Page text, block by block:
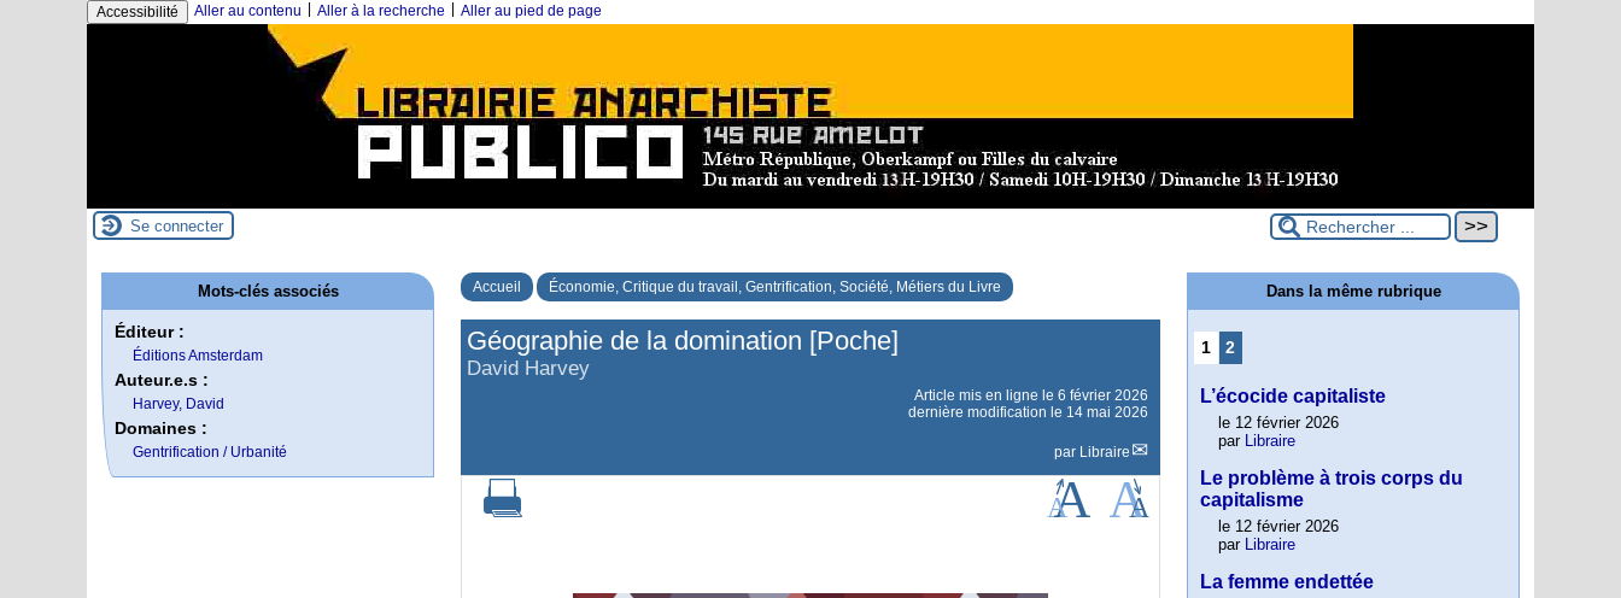
Accessibilité Aller au contenu Aller à la recherche Aller au pied de page
Se connecter
Accueil Économie, Critique du travail, Gentrification, Société, Métiers du Livre
Géographie de la domination [Poche]
David Harvey
Article mis en ligne le 6 février 2026
dernière modification le 14 mai 2026
par Libraire
Mots-clés associés
Éditeur :
Éditions Amsterdam
Auteur.e.s :
Harvey, David
Domaines :
Gentrification / Urbanité
Dans la même rubrique
1 2
L’écocide capitaliste
le 12 février 2026
par Libraire
Le problème à trois corps du
capitalisme
le 12 février 2026
par Libraire
La femme endettée